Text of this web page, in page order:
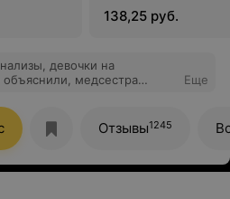
138,25 руб.
девочки на
медсестра
Еще
Отзывы1245